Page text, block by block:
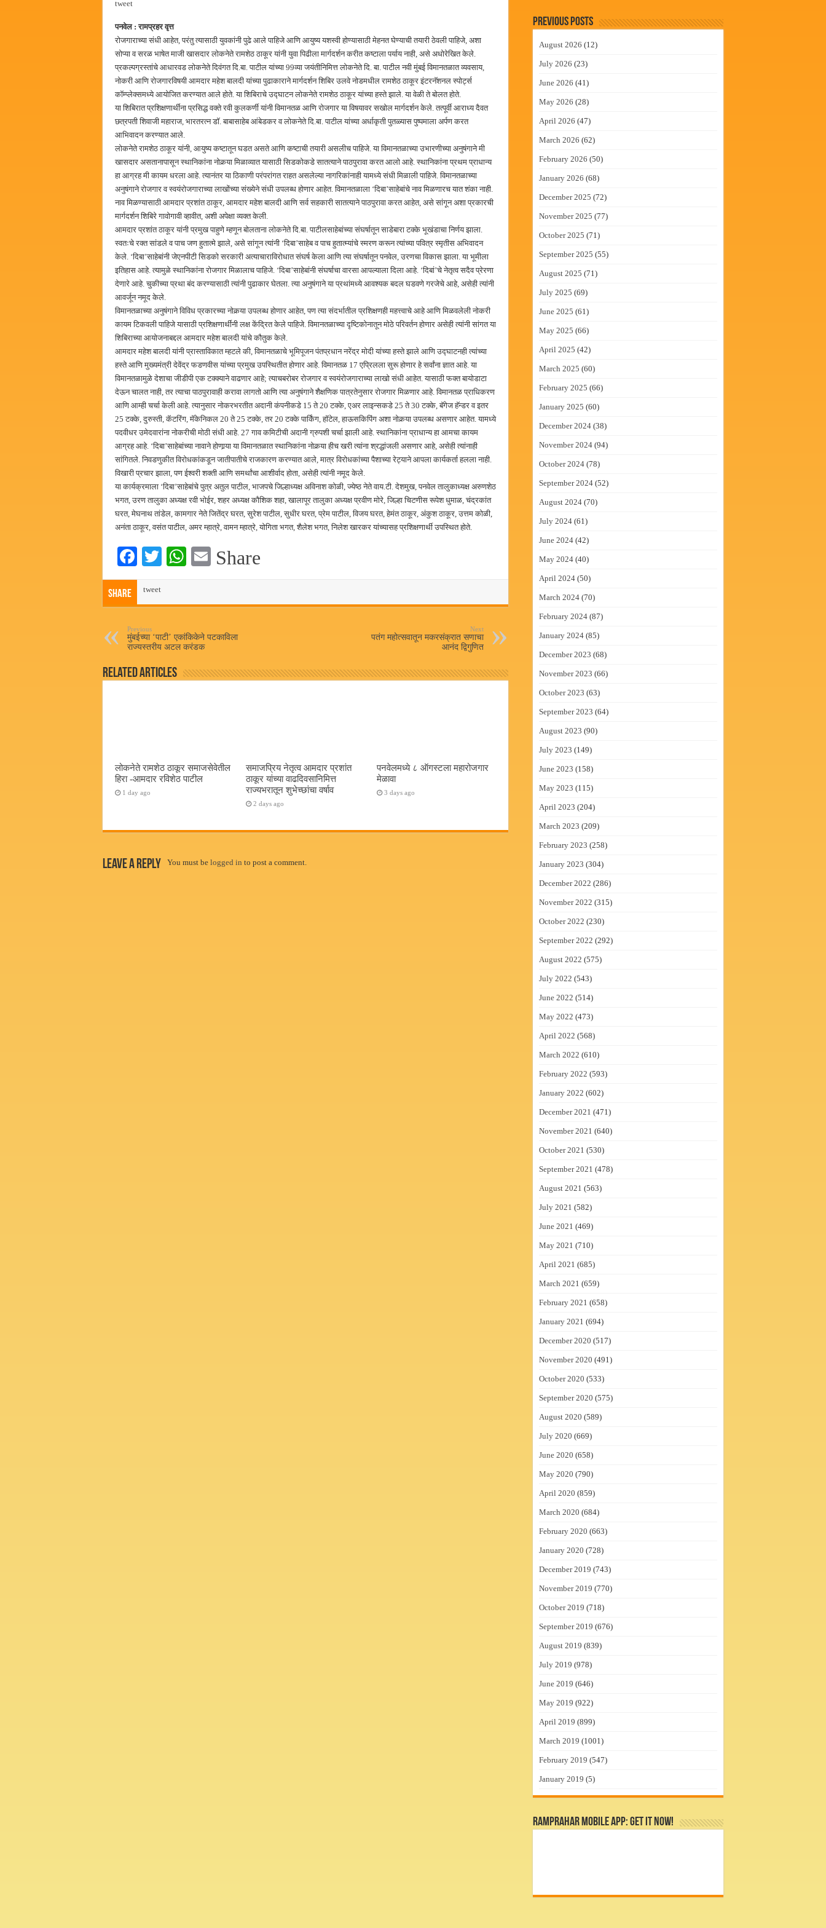
छत्रपती शिवाजी महाराज महाराजस्व समाधान शिबिरास पनवेलमध्ये उत्स्फूर्त प्रतिसाद
बाल्मर लॉरी आणि शेल इंडियातील कंत्राटी कामगारांना भरघोस पगारवाढ
tweet
पनवेल : रामप्रहर वृत्त
रोजगाराच्या संधी आहेत, परंतु त्यासाठी युवकांनी पुढे आले पाहिजे आणि आयुष्य यशस्वी होण्यासाठी मेहनत घेण्याची तयारी ठेवली पाहिजे, अशा
सोप्या व सरळ भाषेत माजी खासदार लोकनेते रामशेठ ठाकूर यांनी युवा पिढीला मार्गदर्शन करीत कष्टाला पर्याय नाही, असे अधोरेखित केले.
प्रकल्पग्रस्तांचे आधारवड लोकनेते दिवंगत दि.बा. पाटील यांच्या 99व्या जयंतीनिमित्त लोकनेते दि. बा. पाटील नवी मुंबई विमानतळात व्यवसाय,
नोकरी आणि रोजगारविषयी आमदार महेश बालदी यांच्या पुढाकाराने मार्गदर्शन शिबिर उलवे नोडमधील रामशेठ ठाकूर इंटरनॅशनल स्पोर्ट्स
कॉम्प्लेक्समध्ये आयोजित करण्यात आले होते. या शिबिराचे उद्घाटन लोकनेते रामशेठ ठाकूर यांच्या हस्ते झाले. या वेळी ते बोलत होते.
या शिबिरात प्रशिक्षणार्थींना प्रसिद्ध वक्ते रवी कुलकर्णी यांनी विमानतळ आणि रोजगार या विषयावर सखोल मार्गदर्शन केले. तत्पूर्वी आराध्य दैवत
छत्रपती शिवाजी महाराज, भारतरत्न डॉ. बाबासाहेब आंबेडकर व लोकनेते दि.बा. पाटील यांच्या अर्धाकृती पुतळ्यास पुष्पमाला अर्पण करत
आभिवादन करण्यात आले.
लोकनेते रामशेठ ठाकूर यांनी, आयुष्य कष्टातून घडत असते आणि कष्टाची तयारी असलीच पाहिजे. या विमानतळाच्या उभारणीच्या अनुषंगाने मी
खासदार असतानापासून स्थानिकांना नोकर्‍या मिळाव्यात यासाठी सिडकोकडे सातत्याने पाठपुरावा करत आलो आहे. स्थानिकांना प्रथम प्राधान्य
हा आग्रह मी कायम धरला आहे. त्यानंतर या ठिकाणी परंपरांगत राहत असलेल्या नागरिकांनाही यामध्ये संधी मिळाली पाहिजे. विमानतळाच्या
अनुषंगाने रोजगार व स्वयंरोजगाराच्या लाखोंच्या संख्येने संधी उपलब्ध होणार आहेत. विमानतळाला ‘दिबा’साहेबांचे नाव मिळणारच यात शंका नाही.
नाव मिळण्यासाठी आमदार प्रशांत ठाकूर, आमदार महेश बालदी आणि सर्व सहकारी सातत्याने पाठपुरावा करत आहेत, असे सांगून अशा प्रकारची
मार्गदर्शन शिबिरे गावोगावी व्हावीत, अशी अपेक्षा व्यक्त केली.
आमदार प्रशांत ठाकूर यांनी प्रमुख पाहुणे म्हणून बोलताना लोकनेते दि.बा. पाटीलसाहेबांच्या संघर्षातून साडेबारा टक्के भूखंडाचा निर्णय झाला.
स्वतःचे रक्त सांडले व पाच जण हुतात्मे झाले, असे सांगून त्यांनी ‘दिबा’साहेब व पाच हुतात्म्यांचे स्मरण करून त्यांच्या पवित्र स्मृतीस अभिवादन
केले. ‘दिबा’साहेबांनी जेएनपीटी सिडको सरकारी अत्याचाराविरोधात संघर्ष केला आणि त्या संघर्षातून पनवेल, उरणचा विकास झाला. या भूमीला
इतिहास आहे. त्यामुळे स्थानिकांना रोजगार मिळालाच पाहिजे. ‘दिबा’साहेबांनी संघर्षाचा वारसा आपल्याला दिला आहे. ‘दिबां’चे नेतृत्व सदैव प्रेरणा
देणारे आहे. चुकीच्या प्रथा बंद करण्यासाठी त्यांनी पुढाकार घेतला. त्या अनुषंगाने या प्रथांमध्ये आवश्यक बदल घडवणे गरजेचे आहे, असेही त्यांनी
आवर्जून नमूद केले.
विमानतळाच्या अनुषंगाने विविध प्रकारच्या नोकर्‍या उपलब्ध होणार आहेत, पण त्या संदर्भातील प्रशिक्षणही महत्त्वाचे आहे आणि मिळवलेली नोकरी
कायम टिकवली पाहिजे यासाठी प्रशिक्षणार्थींनी लक्ष केंद्रित केले पाहिजे. विमानतळाच्या दृष्टिकोनातून मोठे परिवर्तन होणार असेही त्यांनी सांगत या
शिबिराच्या आयोजनाबद्दल आमदार महेश बालदी यांचे कौतुक केले.
आमदार महेश बालदी यांनी प्रास्ताविकात म्हटले की, विमानतळाचे भूमिपूजन पंतप्रधान नरेंद्र मोदी यांच्या हस्ते झाले आणि उद्घाटनही त्यांच्या
हस्ते आणि मुख्यमंत्री देवेंद्र फडणवीस यांच्या प्रमुख उपस्थितीत होणार आहे. विमानतळ 17 एप्रिलला सुरू होणार हे सर्वांना ज्ञात आहे. या
विमानतळामुळे देशाचा जीडीपी एक टक्क्याने वाढणार आहे; त्याचबरोबर रोजगार व स्वयंरोजगाराच्या लाखो संधी आहेत. यासाठी फक्त बायोडाटा
देऊन चालत नाही, तर त्याचा पाठपुरावाही करावा लागतो आणि त्या अनुषंगाने शैक्षणिक पात्रतेनुसार रोजगार मिळणार आहे. विमानतळ प्राधिकरण
आणि आम्ही चर्चा केली आहे. त्यानुसार नोकरभरतीत अदानी कंपनीकडे 15 ते 20 टक्के, एअर लाइन्सकडे 25 ते 30 टक्के, बॅगेज हॅन्डर व इतर
25 टक्के, दुरुस्ती, कॅटरिंग, मॅकेनिकल 20 ते 25 टक्के, तर 20 टक्के पार्किंग, हॉटेल, हाऊसकिपिंग अशा नोकर्‍या उपलब्ध असणार आहेत. यामध्ये
पदवीधर उमेदवारांना नोकरीची मोठी संधी आहे. 27 गाव कमिटीची अदानी ग्रुपशी चर्चा झाली आहे. स्थानिकांना प्राधान्य हा आमचा कायम
आग्रह आहे. ‘दिबा’साहेबांच्या नावाने होणार्‍या या विमानतळात स्थानिकांना नोकर्‍या हीच खरी त्यांना श्रद्धांजली असणार आहे, असेही त्यांनाही
सांगितले. निवडणुकीत विरोधकांकडून जातीपातीचे राजकारण करण्यात आले, मात्र विरोधकांच्या पैशाच्या रेट्याने आपला कार्यकर्ता हलला नाही.
विखारी प्रचार झाला, पण ईश्वरी शक्ती आणि समर्थांचा आशीर्वाद होता, असेही त्यांनी नमूद केले.
या कार्यक्रमाला ‘दिबा’साहेबांचे पुत्र अतुल पाटील, भाजपचे जिल्हाध्यक्ष अविनाश कोळी, ज्येष्ठ नेते वाय.टी. देशमुख, पनवेल तालुकाध्यक्ष अरुणशेठ
भगत, उरण तालुका अध्यक्ष रवी भोईर, शहर अध्यक्ष कौशिक शहा, खालापूर तालुका अध्यक्ष प्रवीण मोरे, जिल्हा चिटणीस रूपेश धुमाळ, चंद्रकांत
घरत, मेघनाथ तांडेल, कामगार नेते जितेंद्र घरत, सुरेश पाटील, सुधीर घरत, प्रेम पाटील, विजय घरत, हेमंत ठाकूर, अंकुश ठाकूर, उत्तम कोळी,
अनंता ठाकूर, वसंत पाटील, अमर म्हात्रे, वामन म्हात्रे, योगिता भगत, शैलेश भगत, निलेश खारकर यांच्यासह प्रशिक्षणार्थी उपस्थित होते.
Fa
bo
ok
T
r
W
A
pp
E
Share
Share tweet
Previous
मुंबईच्या ‘पाटी’ एकांकिकेने पटकाविला
राज्यस्तरीय अटल करंडक
Next
पतंग महोत्सवातून मकरसंक्रात सणाचा
आनंद द्विगुणित
Related Articles
लोकनेते रामशेठ ठाकूर समाजसेवेतील
हिरा -आमदार रविशेठ पाटील
1 day ago
समाजप्रिय नेतृत्व आमदार प्रशांत
ठाकूर यांच्या वाढदिवसानिमित्त
राज्यभरातून शुभेच्छांचा वर्षाव
2 days ago
पनवेलमध्ये ८ ऑगस्टला महारोजगार
मेळावा
3 days ago
Leave a Reply You must be logged in to post a comment.
Previous Posts
August 2026 (12)
July 2026 (23)
June 2026 (41)
May 2026 (28)
April 2026 (47)
March 2026 (62)
February 2026 (50)
January 2026 (68)
December 2025 (72)
November 2025 (77)
October 2025 (71)
September 2025 (55)
August 2025 (71)
July 2025 (69)
June 2025 (61)
May 2025 (66)
April 2025 (42)
March 2025 (60)
February 2025 (66)
January 2025 (60)
December 2024 (38)
November 2024 (94)
October 2024 (78)
September 2024 (52)
August 2024 (70)
July 2024 (61)
June 2024 (42)
May 2024 (40)
April 2024 (50)
March 2024 (70)
February 2024 (87)
January 2024 (85)
December 2023 (68)
November 2023 (66)
October 2023 (63)
September 2023 (64)
August 2023 (90)
July 2023 (149)
June 2023 (158)
May 2023 (115)
April 2023 (204)
March 2023 (209)
February 2023 (258)
January 2023 (304)
December 2022 (286)
November 2022 (315)
October 2022 (230)
September 2022 (292)
August 2022 (575)
July 2022 (543)
June 2022 (514)
May 2022 (473)
April 2022 (568)
March 2022 (610)
February 2022 (593)
January 2022 (602)
December 2021 (471)
November 2021 (640)
October 2021 (530)
September 2021 (478)
August 2021 (563)
July 2021 (582)
June 2021 (469)
May 2021 (710)
April 2021 (685)
March 2021 (659)
February 2021 (658)
January 2021 (694)
December 2020 (517)
November 2020 (491)
October 2020 (533)
September 2020 (575)
August 2020 (589)
July 2020 (669)
June 2020 (658)
May 2020 (790)
April 2020 (859)
March 2020 (684)
February 2020 (663)
January 2020 (728)
December 2019 (743)
November 2019 (770)
October 2019 (718)
September 2019 (676)
August 2019 (839)
July 2019 (978)
June 2019 (646)
May 2019 (922)
April 2019 (899)
March 2019 (1001)
February 2019 (547)
January 2019 (5)
RamPrahar Mobile App: Get it Now!